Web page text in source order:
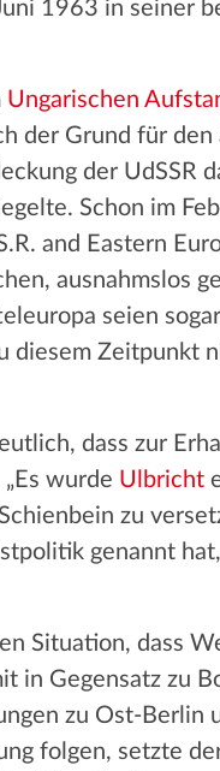
1963 in seiner
Ungarischen
der Grund für
der UdSSR
Schon im
and Eastern
ausnahmslos
seien
diesem Zeitpunkt
dass zur
wurde Ulbricht
zu
genannt
Situation, dass
in Gegensatz zu
zu Ost-Berlin
folgen, setzte